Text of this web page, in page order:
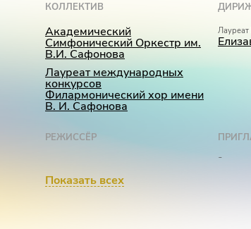
КОЛЛЕКТИВ
Академический
Симфонический Оркестр им.
В.И. Сафонова
Лауреат международных
конкурсов
Филармонический хор имени
В. И. Сафонова
Лауреат
РЕЖИССЁР
Показать всех